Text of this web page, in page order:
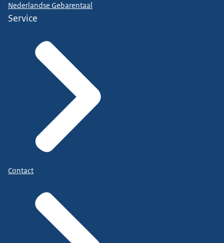
Nederlandse Gebarentaal
Service
Contact